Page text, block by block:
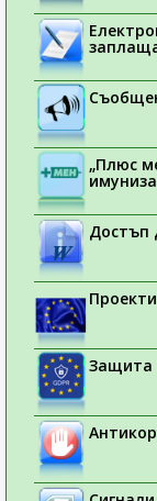
„Плюс
Достъп
Защита